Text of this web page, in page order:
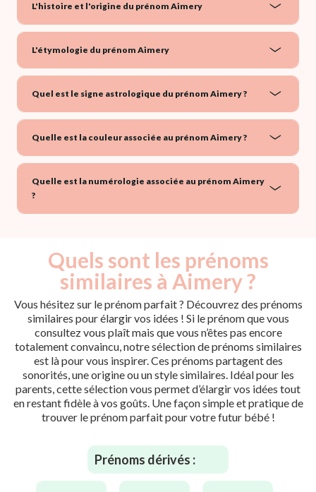
L'histoire et l'origine du prénom Aimery
L'étymologie du prénom Aimery
Quel est le signe astrologique du prénom Aimery ?
Quelle est la couleur associée au prénom Aimery ?
Quelle est la numérologie associée au prénom Aimery
?
Quels sont les prénoms
similaires à Aimery ?
Vous hésitez sur le prénom parfait ? Découvrez des prénoms
similaires pour élargir vos idées ! Si le prénom que vous
consultez vous plaît mais que vous n’êtes pas encore
totalement convaincu, notre sélection de prénoms similaires
est là pour vous inspirer. Ces prénoms partagent des
sonorités, une origine ou un style similaires. Idéal pour les
parents, cette sélection vous permet d’élargir vos idées tout
en restant fidèle à vos goûts. Une façon simple et pratique de
trouver le prénom parfait pour votre futur bébé !
Prénoms dérivés :